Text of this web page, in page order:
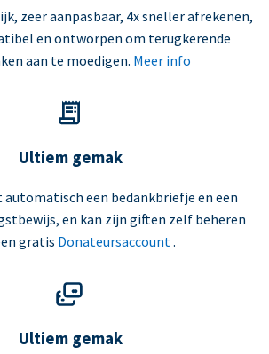
zeer aanpasbaar, 4x sneller afrekenen,
en ontworpen om terugkerende
aan te moedigen. Meer info
Ultiem gemak
automatisch een bedankbriefje en een
en kan zijn giften zelf beheren
gratis Donateursaccount.
Ultiem gemak